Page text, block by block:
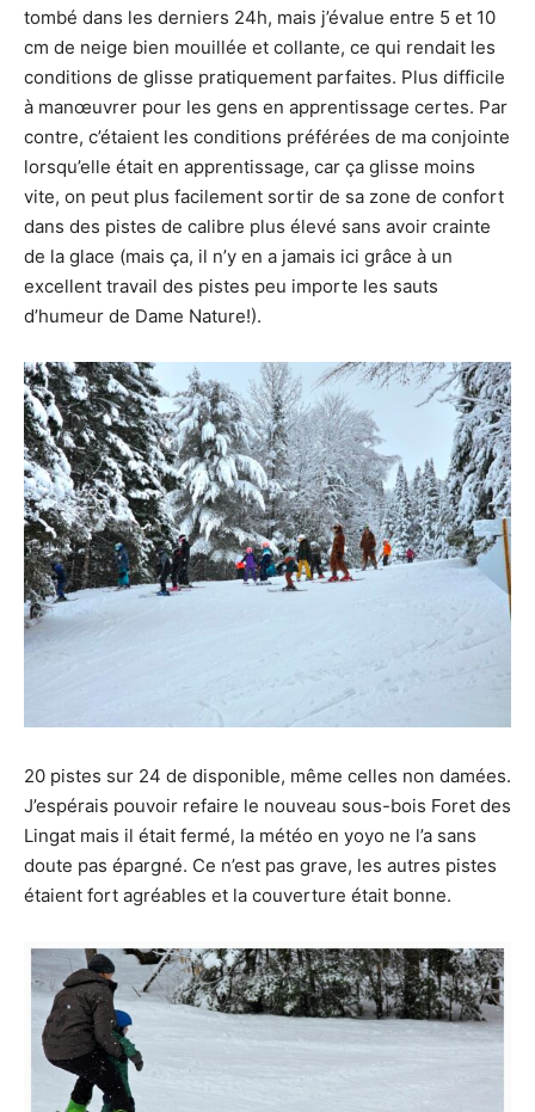
tombé dans les derniers 24h, mais j’évalue entre 5 et 10
cm de neige bien mouillée et collante, ce qui rendait les
conditions de glisse pratiquement parfaites. Plus difficile
à manœuvrer pour les gens en apprentissage certes. Par
contre, c’étaient les conditions préférées de ma conjointe
lorsqu’elle était en apprentissage, car ça glisse moins
vite, on peut plus facilement sortir de sa zone de confort
dans des pistes de calibre plus élevé sans avoir crainte
de la glace (mais ça, il n’y en a jamais ici grâce à un
excellent travail des pistes peu importe les sauts
d’humeur de Dame Nature!).
20 pistes sur 24 de disponible, même celles non damées.
J’espérais pouvoir refaire le nouveau sous-bois Foret des
Lingat mais il était fermé, la météo en yoyo ne l’a sans
doute pas épargné. Ce n’est pas grave, les autres pistes
étaient fort agréables et la couverture était bonne.